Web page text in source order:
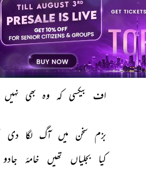
باقی رہا نہ کوئی گلہ
کیا کہہ گئے وہ اک نگۂ
اک مشق اضطراب کا رکھا
اف
بیکسی کہ وہ بھی نہیں
بزم سخن میں آگ لگا دی
کیا
بجلیاں تھیں خامۂ جادو